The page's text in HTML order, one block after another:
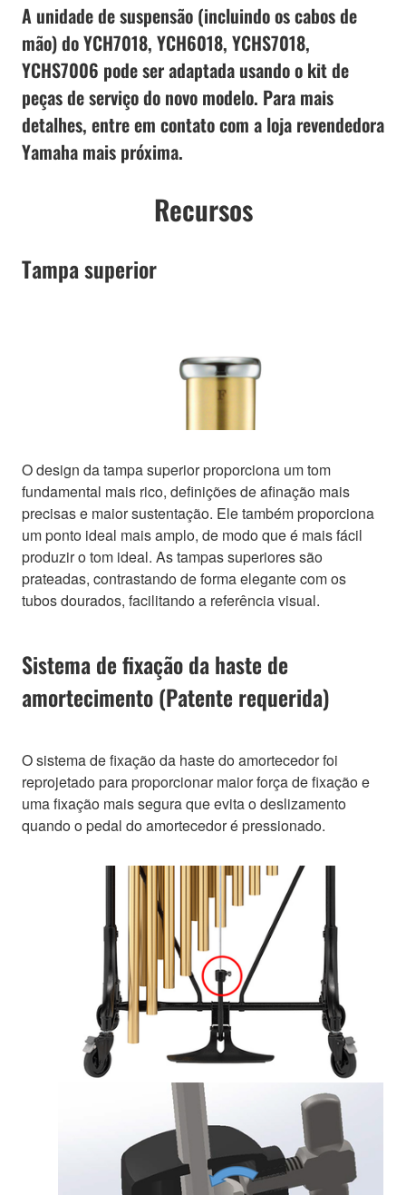
A unidade de suspensão (incluindo os cabos de
mão) do YCH7018, YCH6018, YCHS7018,
YCHS7006 pode ser adaptada usando o kit de
peças de serviço do novo modelo. Para mais
detalhes, entre em contato com a loja revendedora
Yamaha mais próxima.
Recursos
Tampa superior
O design da tampa superior proporciona um tom
fundamental mais rico, definições de afinação mais
precisas e maior sustentação. Ele também proporciona
um ponto ideal mais amplo, de modo que é mais fácil
produzir o tom ideal. As tampas superiores são
prateadas, contrastando de forma elegante com os
tubos dourados, facilitando a referência visual.
Sistema de fixação da haste de
amortecimento (Patente requerida)
O sistema de fixação da haste do amortecedor foi
reprojetado para proporcionar maior força de fixação e
uma fixação mais segura que evita o deslizamento
quando o pedal do amortecedor é pressionado.